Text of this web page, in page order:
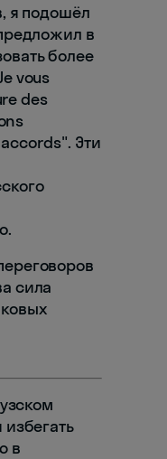
я подошёл
в
более
vous
des
Эти
сила
в